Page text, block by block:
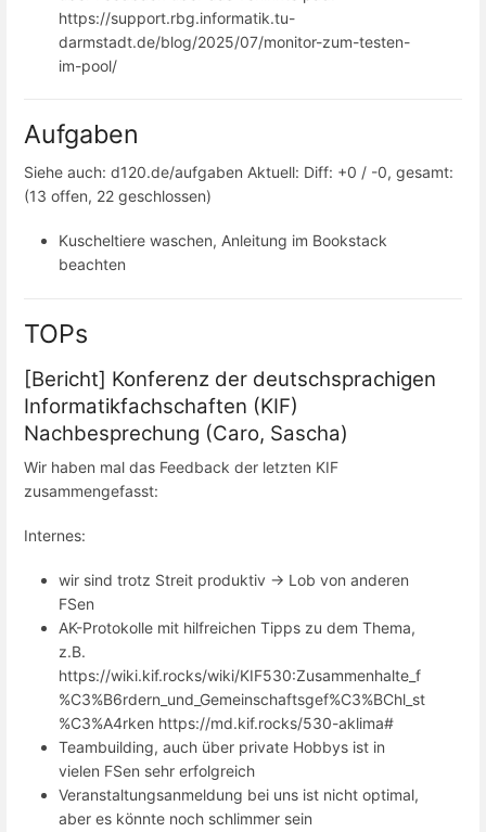
https://support.rbg.informatik.tu-
darmstadt.de/blog/2025/07/monitor-zum-testen-
im-pool/
Aufgaben
Siehe auch: d120.de/aufgaben Aktuell: Diff: +0 / -0, gesamt:
(13 offen, 22 geschlossen)
Kuscheltiere waschen, Anleitung im Bookstack
beachten
TOPs
[Bericht] Konferenz der deutschsprachigen
Informatikfachschaften (KIF)
Nachbesprechung (Caro, Sascha)
Wir haben mal das Feedback der letzten KIF
zusammengefasst:
Internes:
wir sind trotz Streit produktiv -> Lob von anderen
FSen
AK-Protokolle mit hilfreichen Tipps zu dem Thema,
z.B.
https://wiki.kif.rocks/wiki/KIF530:Zusammenhalte_f
%C3%B6rdern_und_Gemeinschaftsgef%C3%BChl_st
%C3%A4rken https://md.kif.rocks/530-aklima#
Teambuilding, auch über private Hobbys ist in
vielen FSen sehr erfolgreich
Veranstaltungsanmeldung bei uns ist nicht optimal,
aber es könnte noch schlimmer sein